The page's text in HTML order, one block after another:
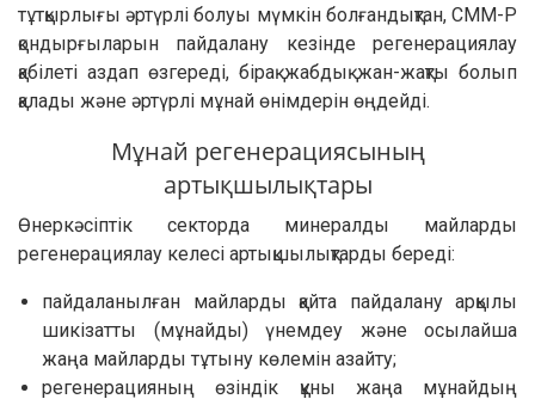
тұтқырлығы әртүрлі болуы мүмкін болғандықтан, CMM-Р
қондырғыларын пайдалану кезінде регенерациялау
қабілеті аздап өзгереді, бірақ жабдық жан-жақты болып
қалады және әртүрлі мұнай өнімдерін өңдейді.
Мұнай регенерациясының
артықшылықтары
Өнеркәсіптік секторда минералды майларды
регенерациялау келесі артықшылықтарды береді:
пайдаланылған майларды қайта пайдалану арқылы
шикізатты (мұнайды) үнемдеу және осылайша
жаңа майларды тұтыну көлемін азайту;
регенерацияның өзіндік құны жаңа мұнайдың